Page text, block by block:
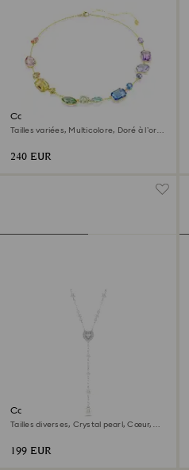
Collier Gema
Tailles variées, Multicolore, Doré à l’or
240 EUR
Collier en Y Ariana Grande x
Swarovski
Tailles diverses, Crystal pearl, Cœur,
199 EUR